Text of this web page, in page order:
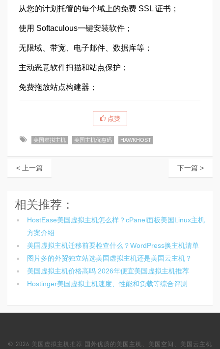
从您的计划托管的每个域上的免费 SSL 证书；
使用 Softaculous一键安装软件；
无限域、带宽、电子邮件、数据库等；
主动恶意软件扫描和站点保护；
免费拖放站点构建器；
点赞
美国虚拟主机 美国主机优惠码 HAWKHOST
< 上一篇 下一篇 >
相关推荐：
HostEase美国虚拟主机怎么样？cPanel面板美国Linux主机
方案介绍
美国虚拟主机迁移前要检查什么？WordPress换主机清单
图片多的外贸独立站选美国虚拟主机还是美国云主机？
美国虚拟主机价格高吗 2026年便宜美国虚拟主机推荐
Hostinger美国虚拟主机速度、性能和负载等综合评测
© 2026 美国虚拟主机推荐 国外优质的美国主机、美国空间、美国云主机